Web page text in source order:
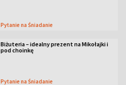
Pytanie na Śniadanie
Biżuteria – idealny prezent na Mikołajki i
pod choinkę
Pytanie na Śniadanie